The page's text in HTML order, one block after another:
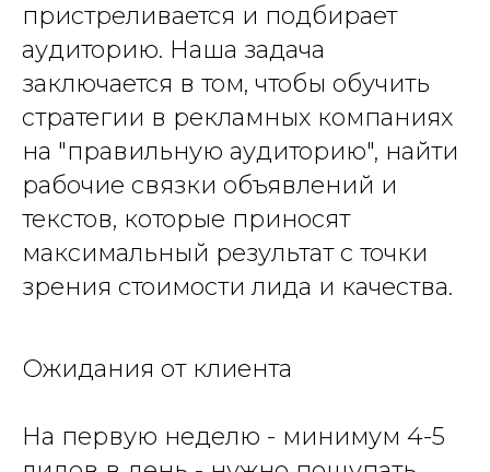
пристреливается и подбирает
аудиторию. Наша задача
заключается в том, чтобы обучить
стратегии в рекламных компаниях
на "правильную аудиторию", найти
рабочие связки объявлений и
текстов, которые приносят
максимальный результат с точки
зрения стоимости лида и качества.
Ожидания от клиента
На первую неделю - минимум 4-5